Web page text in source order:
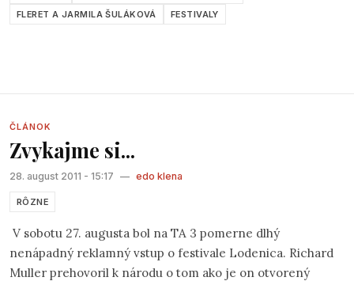
FLERET A JARMILA ŠULÁKOVÁ
FESTIVALY
ČLÁNOK
Zvykajme si...
28. august 2011 - 15:17 — edo klena
RÔZNE
V sobotu 27. augusta bol na TA 3 pomerne dlhý
nenápadný reklamný vstup o festivale Lodenica. Richard
Muller prehovoril k národu o tom ako je on otvorený